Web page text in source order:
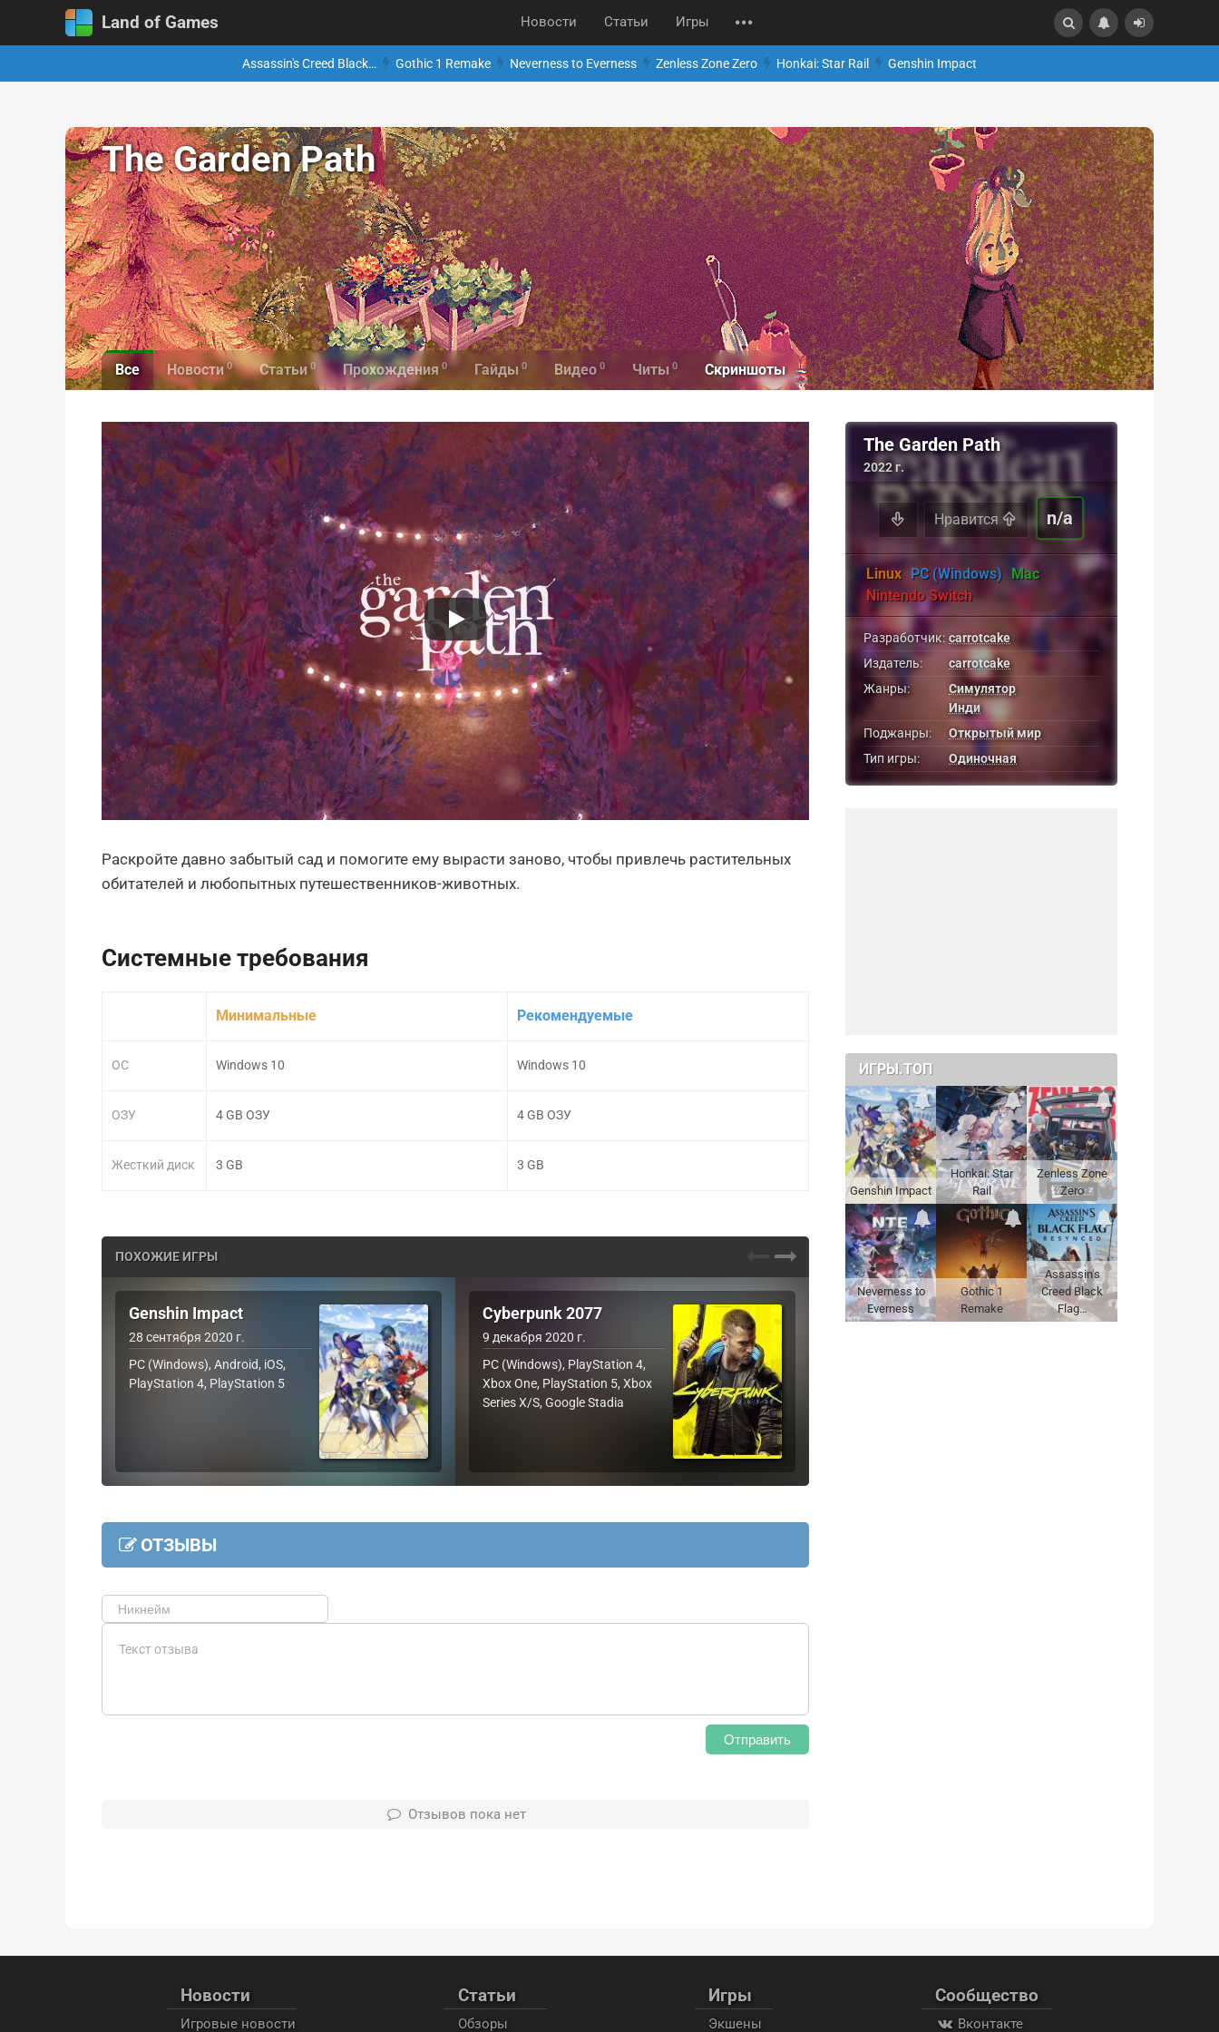
Land of Games Новости Статьи Игры
Assassin's Creed Black… Gothic 1 Remake Neverness to Everness Zenless Zone Zero Honkai: Star Rail Genshin Impact
The Garden Path
Все Новости 0 Статьи 0 Прохождения 0 Гайды 0 Видео 0 Читы 0 Скриншоты
Раскройте давно забытый сад и помогите ему вырасти заново, чтобы привлечь растительных
обитателей и любопытных путешественников-животных.
Системные требования
ОС
ОЗУ
Жесткий диск
Минимальные
Windows 10
4 GB ОЗУ
3 GB
Рекомендуемые
Windows 10
4 GB ОЗУ
3 GB
ПОХОЖИЕ ИГРЫ
Genshin Impact
28 сентября 2020 г.
PC (Windows), Android, iOS,
PlayStation 4, PlayStation 5
Cyberpunk 2077
9 декабря 2020 г.
PC (Windows), PlayStation 4,
Xbox One, PlayStation 5, Xbox
Series X/S, Google Stadia
ОТЗЫВЫ
Отправить
Отзывов пока нет
The Garden Path
2022 г.
Нравится n/a
Linux PC (Windows) Mac
Nintendo Switch
Разработчик: carrotcake
Издатель:
carrotcake
Жанры:
Симулятор
Инди
Поджанры:
Открытый мир
Тип игры:
Одиночная
ИГРЫ.ТОП
Genshin Impact
Honkai: Star
Rail
Zenless Zone
Zero
Neverness to
Everness
Gothic 1
Remake
Assassin's
Creed Black
Flag…
Новости
Игровые новости
Статьи
Обзоры
Игры
Экшены
Сообщество
Вконтакте